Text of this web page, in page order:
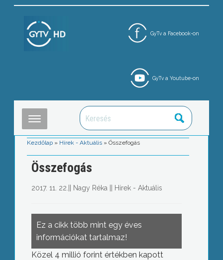
GyTv a Facebook-on
GyTv a Youtube-on
Kezdőlap » Hírek - Aktuális »Összefogás
Összefogás
2017. 11. 22. Nagy Réka Hírek - Aktuális
Ez a cikk több mint egy éves
információkat tartalmaz!
Közel 4 millió forint értékben kapott